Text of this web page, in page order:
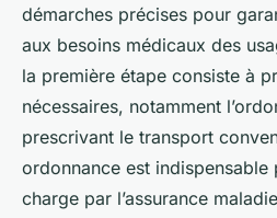
démarches précises pour
aux besoins médicaux des
la première étape consiste à
nécessaires, notamment
prescrivant le transport
ordonnance est
charge par l’assurance